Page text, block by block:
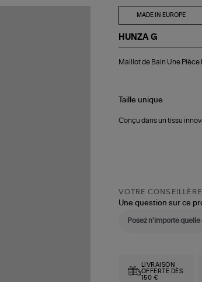
MADE IN EUROPE
HUNZA G
de
Brooke
Maillot de Bain Une Pièce
Taille unique
Conçu dans un tissu
VOTRE CONSEILLÈRE
Une question sur ce
LIVRAISON
OFFERTE DÈS
150 €